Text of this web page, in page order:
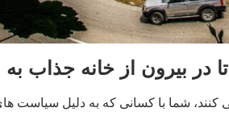
شما با کسانی که به دلیل سیاست